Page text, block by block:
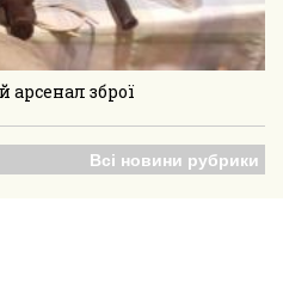
зброї
Всі новини рубрики